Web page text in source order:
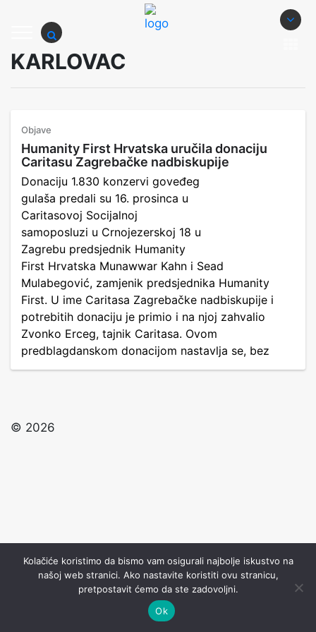
KARLOVAC
Objave
Humanity First Hrvatska uručila donaciju
Caritasu Zagrebačke nadbiskupije
Donaciju 1.830 konzervi goveđeg
gulaša predali su 16. prosinca u
Caritasovoj Socijalnoj
samoposluzi u Crnojezerskoj 18 u
Zagrebu predsjednik Humanity
First Hrvatska Munawwar Kahn i Sead
Mulabegović, zamjenik predsjednika Humanity
First. U ime Caritasa Zagrebačke nadbiskupije i
potrebitih donaciju je primio i na njoj zahvalio
Zvonko Erceg, tajnik Caritasa. Ovom
predblagdanskom donacijom nastavlja se, bez
© 2026
Kolačiće koristimo da bismo vam osigurali najbolje iskustvo na
našoj web stranici. Ako nastavite koristiti ovu stranicu,
pretpostavit ćemo da ste zadovoljni.
Ok